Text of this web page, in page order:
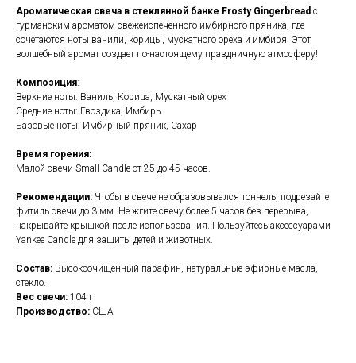
Ароматическая свеча в стеклянной банке Frosty Gingerbread с
гурманским ароматом свежеиспеченного имбирного пряника, где
сочетаются ноты ванили, корицы, мускатного ореха и имбиря. Этот
волшебный аромат создает по-настоящему праздничную атмосферу!
Композиция:
Верхние ноты: Ваниль, Корица, Мускатный орех
Средние ноты: Гвоздика, Имбирь
Базовые ноты: Имбирный пряник, Сахар
Время горения:
Малой свечи Small Candle от 25 до 45 часов.
Рекомендации: Чтобы в свече не образовывался тоннель, подрезайте
фитиль свечи до 3 мм. Не жгите свечу более 5 часов без перерыва,
накрывайте крышкой после использования. Пользуйтесь аксессуарами
Yankee Candle для защиты детей и животных.
Состав: Высокоочищенный парафин, натуральные эфирные масла,
стекло.
Вес свечи: 104 г
Производство: США